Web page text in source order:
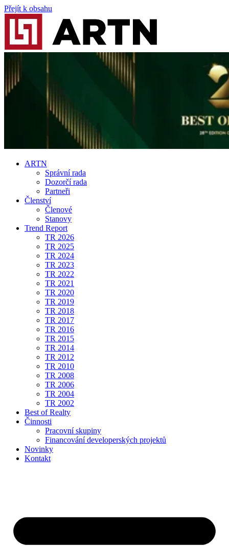
Přejít k obsahu
ARTN
Správní rada
Dozorčí rada
Partneři
Členství
Členové
Stanovy
Trend Report
TR 2026
TR 2025
TR 2024
TR 2023
TR 2022
TR 2021
TR 2020
TR 2019
TR 2018
TR 2017
TR 2016
TR 2015
TR 2014
TR 2012
TR 2010
TR 2008
TR 2006
TR 2004
TR 2002
Best of Realty
Činnosti
Pracovní skupiny
Financování developerských projektů
Novinky
Kontakt